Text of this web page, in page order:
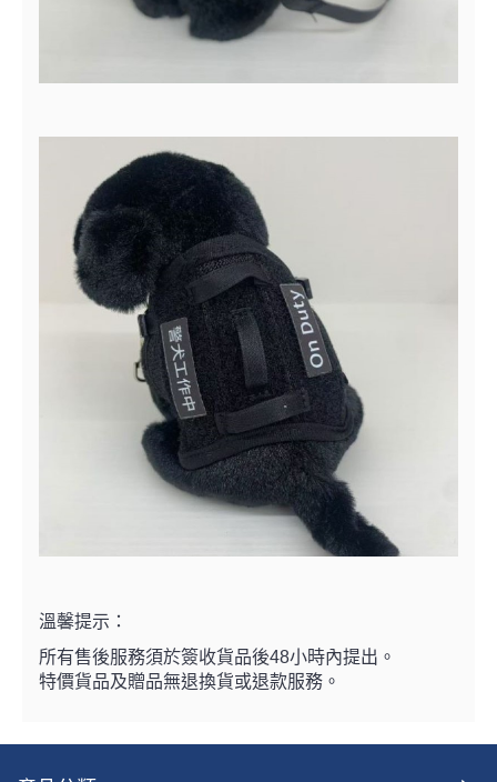
溫馨提示：
所有售後服務須於簽收貨品後48小時內提出。
特價貨品及贈品無退換貨或退款服務。